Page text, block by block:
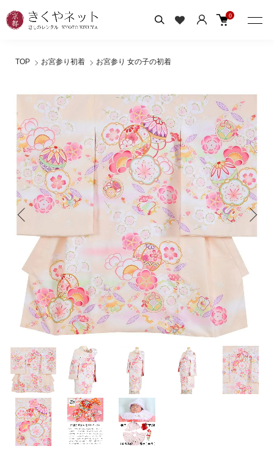
0
TOP お宮参り初着 お宮参り 女の子の初着